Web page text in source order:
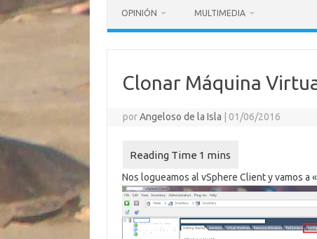
OPINIÓN MULTIMEDIA
Clonar Máquina
porAngeloso de la Isla 01/06/2016
Nos logueamos al vSphere Client y vamos a «